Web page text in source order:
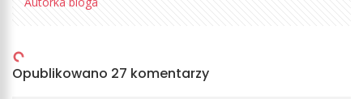
Opublikowano 27 komentarzy